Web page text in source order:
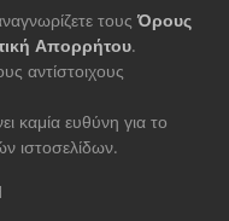
τους Όρους
Απορρήτου.
αντίστοιχους
καμία ευθύνη για το
ιστοσελίδων.